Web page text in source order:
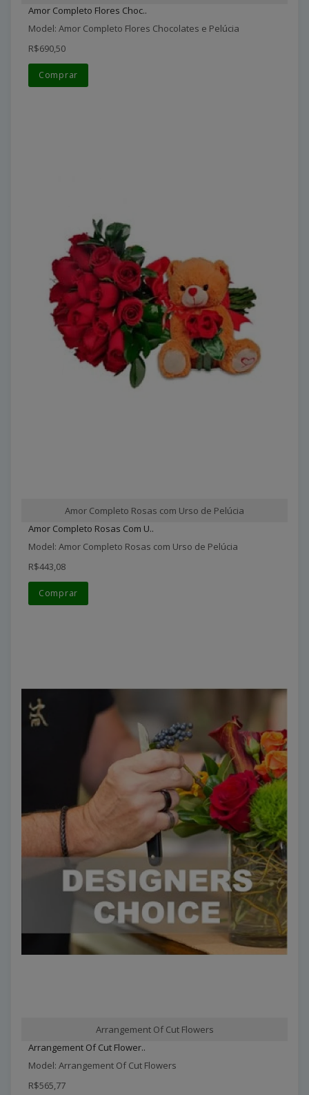
Amor Completo Flores Choc..
Model: Amor Completo Flores Chocolates e Pelúcia
R$690,50
Comprar
Amor Completo Rosas com Urso de Pelúcia
Amor Completo Rosas Com U..
Model: Amor Completo Rosas com Urso de Pelúcia
R$443,08
Comprar
Arrangement Of Cut Flowers
Arrangement Of Cut Flower..
Model: Arrangement Of Cut Flowers
R$565,77